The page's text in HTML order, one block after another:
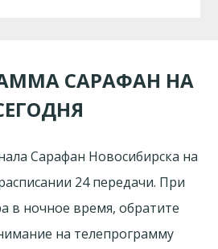
САРАФАН НА
Сарафан Новосибирска на
24 передачи. При
в ночное время, обратите
на телепрограмму